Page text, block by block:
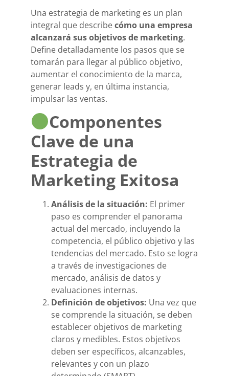
Una estrategia de marketing es un plan
integral que describecómo una empresa
alcanzará sus objetivos de marketing.
Define detalladamente los pasos que se
tomarán para llegar al público objetivo,
aumentar el conocimiento de la marca,
generar leads y, en última instancia,
impulsar las ventas.
Componentes
Clave de una
Estrategia de
Marketing Exitosa
Análisis de la situación: El primer
paso es comprender el panorama
actual del mercado, incluyendo la
competencia, el público objetivo y las
tendencias del mercado. Esto se logra
a través de investigaciones de
mercado, análisis de datos y
evaluaciones internas.
Definición de objetivos: Una vez que
se comprende la situación, se deben
establecer objetivos de marketing
claros y medibles. Estos objetivos
deben ser específicos, alcanzables,
relevantes y con un plazo